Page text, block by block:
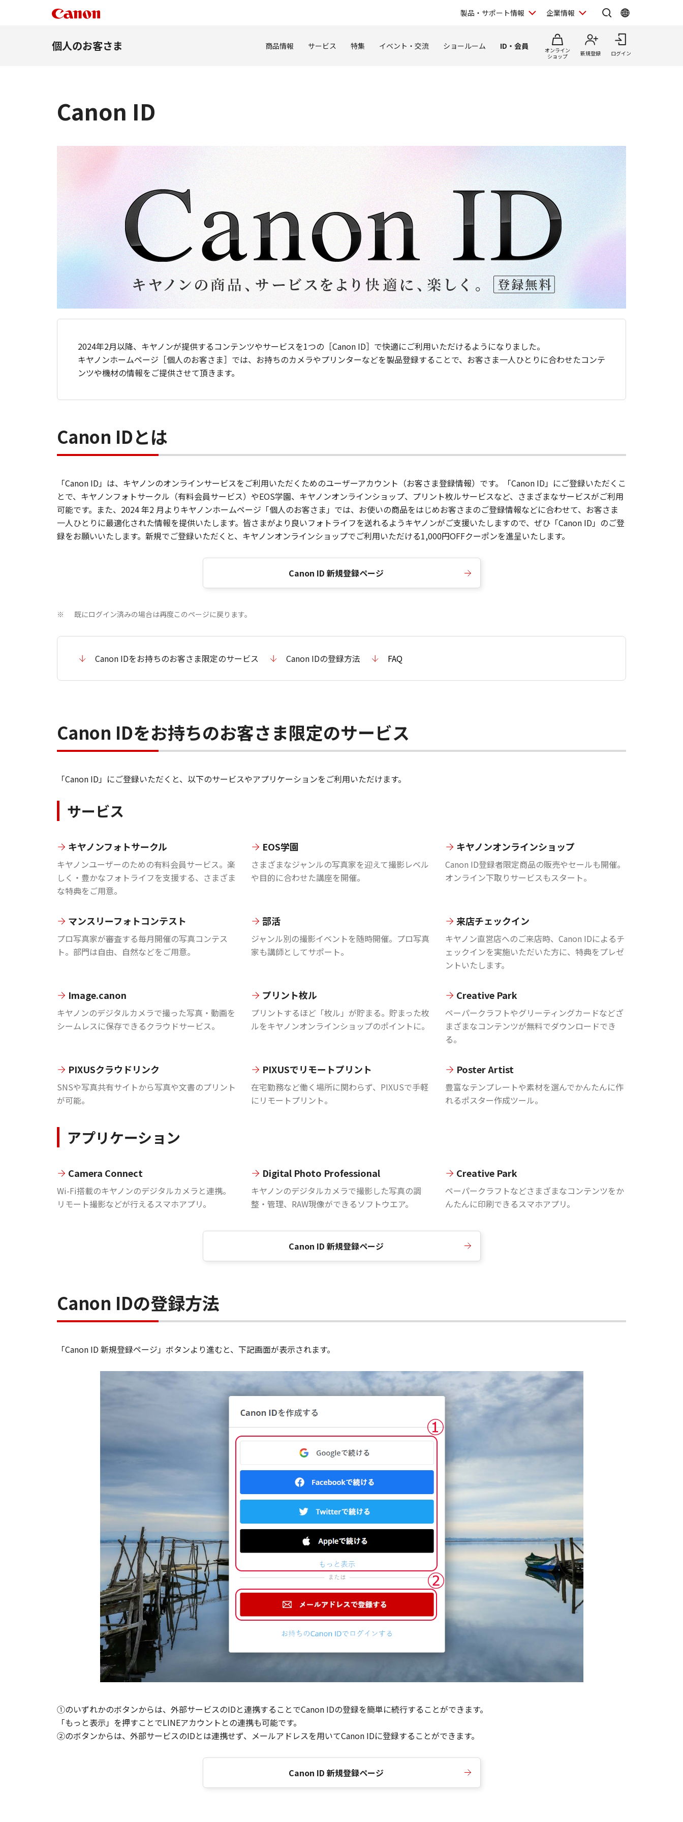
製品・サポート情報 企業情報
個人のお客さま 商品情報 サービス 特集 イベント・交流 ショールーム ID・会員
オンライン
ショップ
新規登録 ログイン
Canon ID
2024年2月以降、キヤノンが提供するコンテンツやサービスを1つの［Canon ID］で快適にご利用いただけるようになりました。
キヤノンホームページ［個人のお客さま］では、お持ちのカメラやプリンターなどを製品登録することで、お客さま一人ひとりに合わせたコンテ
ンツや機材の情報をご提供させて頂きます。
Canon IDとは
「Canon ID」は、キヤノンのオンラインサービスをご利用いただくためのユーザーアカウント（お客さま登録情報）です。「Canon ID」にご登録いただくこ
とで、キヤノンフォトサークル（有料会員サービス）やEOS学園、キヤノンオンラインショップ、プリント枚ルサービスなど、さまざまなサービスがご利用
可能です。また、2024 年2 月よりキヤノンホームページ「個人のお客さま」では、お使いの商品をはじめお客さまのご登録情報などに合わせて、お客さま
一人ひとりに最適化された情報を提供いたします。皆さまがより良いフォトライフを送れるようキヤノンがご支援いたしますので、ぜひ「Canon ID」のご登
録をお願いいたします。新規でご登録いただくと、キヤノンオンラインショップでご利用いただける1,000円OFFクーポンを進呈いたします。
Canon ID 新規登録ページ
※ 既にログイン済みの場合は再度このページに戻ります。
Canon IDをお持ちのお客さま限定のサービス Canon IDの登録方法 FAQ
Canon IDをお持ちのお客さま限定のサービス
「Canon ID」にご登録いただくと、以下のサービスやアプリケーションをご利用いただけます。
サービス
キヤノンフォトサークル
キヤノンユーザーのための有料会員サービス。楽
しく・豊かなフォトライフを支援する、さまざま
な特典をご用意。
EOS学園
さまざまなジャンルの写真家を迎えて撮影レベル
や目的に合わせた講座を開催。
キヤノンオンラインショップ
Canon ID登録者限定商品の販売やセールも開催。
オンライン下取りサービスもスタート。
マンスリーフォトコンテスト
プロ写真家が審査する毎月開催の写真コンテス
ト。部門は自由、自然などをご用意。
部活
ジャンル別の撮影イベントを随時開催。プロ写真
家も講師としてサポート。
来店チェックイン
キヤノン直営店へのご来店時、Canon IDによるチ
ェックインを実施いただいた方に、特典をプレゼ
ントいたします。
Image.canon
キヤノンのデジタルカメラで撮った写真・動画を
シームレスに保存できるクラウドサービス。
プリント枚ル
プリントするほど「枚ル」が貯まる。貯まった枚
ルをキヤノンオンラインショップのポイントに。
Creative Park
ペーパークラフトやグリーティングカードなどざ
まざまなコンテンツが無料でダウンロードでき
る。
PIXUSクラウドリンク
SNSや写真共有サイトから写真や文書のプリント
が可能。
PIXUSでリモートプリント
在宅勤務など働く場所に関わらず、PIXUSで手軽
にリモートプリント。
Poster Artist
豊富なテンプレートや素材を選んでかんたんに作
れるポスター作成ツール。
アプリケーション
Camera Connect
Wi-Fi搭載のキヤノンのデジタルカメラと連携。
リモート撮影などが行えるスマホアプリ。
Digital Photo Professional
キヤノンのデジタルカメラで撮影した写真の調
整・管理、RAW現像ができるソフトウエア。
Creative Park
ペーパークラフトなどさまざまなコンテンツをか
んたんに印刷できるスマホアプリ。
Canon ID 新規登録ページ
Canon IDの登録方法
「Canon ID 新規登録ページ」ボタンより進むと、下記画面が表示されます。
①のいずれかのボタンからは、外部サービスのIDと連携することでCanon IDの登録を簡単に続行することができます。
「もっと表示」を押すことでLINEアカウントとの連携も可能です。
②のボタンからは、外部サービスのIDとは連携せず、メールアドレスを用いてCanon IDに登録することができます。
Canon ID 新規登録ページ